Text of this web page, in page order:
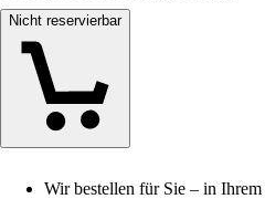
Nicht reservierbar
Wir bestellen für Sie – in